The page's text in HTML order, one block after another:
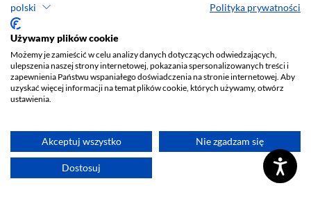
polski Polityka prywatności
Używamy plików cookie
Możemy je zamieścić w celu analizy danych dotyczących odwiedzających,
ulepszenia naszej strony internetowej, pokazania spersonalizowanych treści i
zapewnienia Państwu wspaniałego doświadczenia na stronie internetowej. Aby
uzyskać więcej informacji na temat plików cookie, których używamy, otwórz
ustawienia.
Akceptuj wszystko Nie zgadzam się
Dostosuj